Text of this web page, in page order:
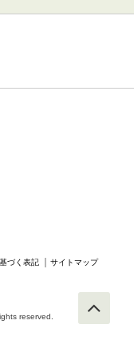
づく表記 ｜サイトマップ
reserved.